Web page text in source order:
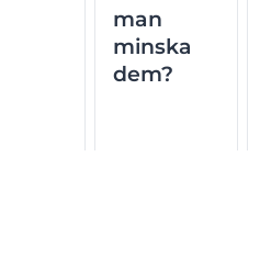
man
minska
dem?